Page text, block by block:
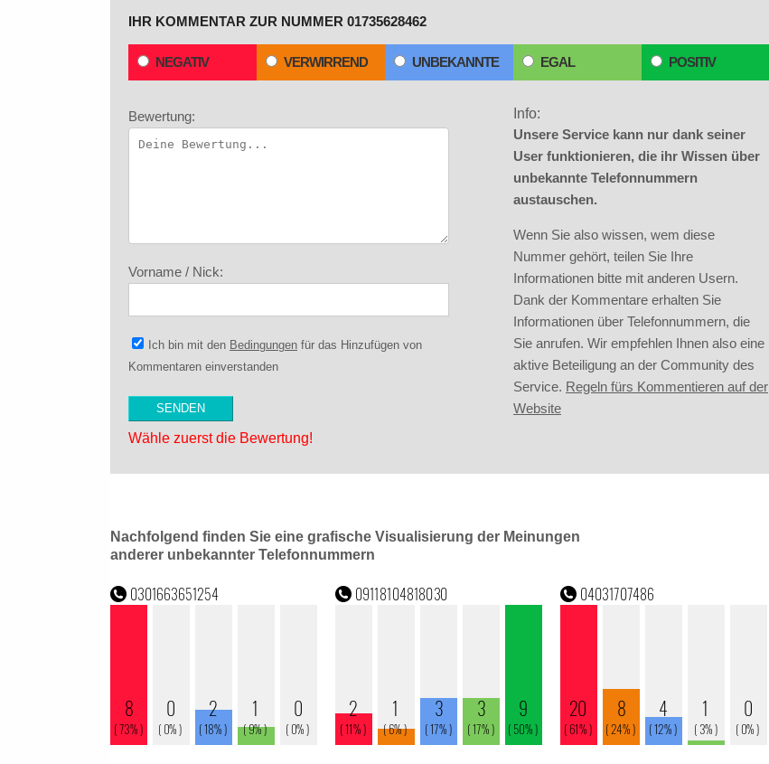
IHR KOMMENTAR ZUR NUMMER 01735628462
NEGATIV VERWIRREND UNBEKANNTE EGAL POSITIV
Bewertung:
Vorname / Nick:
Ich bin mit den Bedingungen für das Hinzufügen von
Kommentaren einverstanden
Wähle zuerst die Bewertung!
Info:
Unsere Service kann nur dank seiner
User funktionieren, die ihr Wissen über
unbekannte Telefonnummern
austauschen.
Wenn Sie also wissen, wem diese
Nummer gehört, teilen Sie Ihre
Informationen bitte mit anderen Usern.
Dank der Kommentare erhalten Sie
Informationen über Telefonnummern, die
Sie anrufen. Wir empfehlen Ihnen also eine
aktive Beteiligung an der Community des
Service. Regeln fürs Kommentieren auf der
Website
Nachfolgend finden Sie eine grafische Visualisierung der Meinungen
anderer unbekannter Telefonnummern